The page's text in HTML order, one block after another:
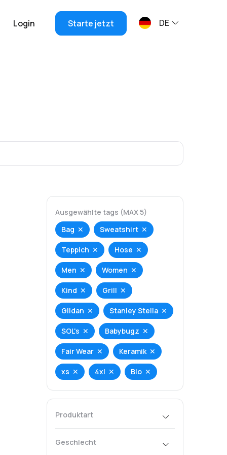
Login Starte jetzt DE
Ausgewählte tags (MAX 5)
Bag
Sweatshirt
Teppich Hose
Men Women
Kind Grill
Gildan Stanley Stella
SOL's Babybugz
Fair Wear Keramik
xs 4xl Bio
Produktart
T-Shirt
Hoodie
Geschlecht